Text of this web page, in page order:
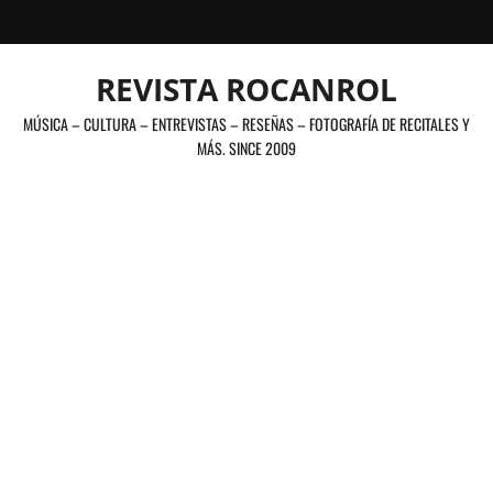
al
REVISTA ROCANROL
MÚSICA – CULTURA – ENTREVISTAS – RESEÑAS – FOTOGRAFÍA DE RECITALES Y
MÁS. SINCE 2009